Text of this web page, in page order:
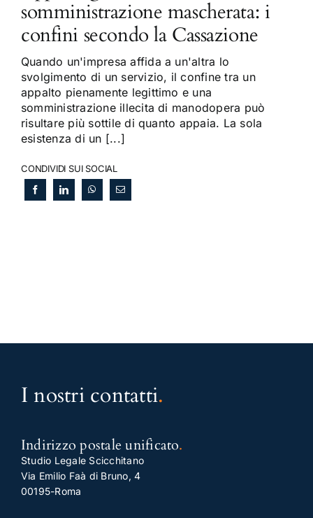
somministrazione mascherata: i
confini secondo la Cassazione
Quando un'impresa affida a un'altra lo
svolgimento di un servizio, il confine tra un
appalto pienamente legittimo e una
somministrazione illecita di manodopera può
risultare più sottile di quanto appaia. La sola
esistenza di un [...]
CONDIVIDI SUI SOCIAL
I nostri contatti.
Indirizzo postale unificato.
Studio Legale Scicchitano
Via Emilio Faà di Bruno, 4
00195-Roma